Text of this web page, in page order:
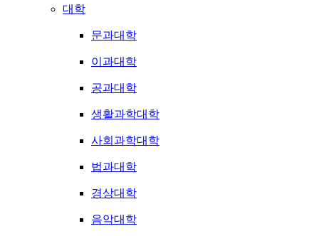
대학
문과대학
이과대학
공과대학
생활과학대학
사회과학대학
법과대학
경상대학
음악대학